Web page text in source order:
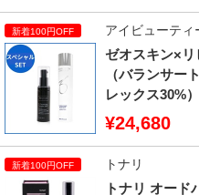
アイビューティ
ゼオスキン×
（バランサー
レックス30%）
¥24,680
トナリ
トナリ オード